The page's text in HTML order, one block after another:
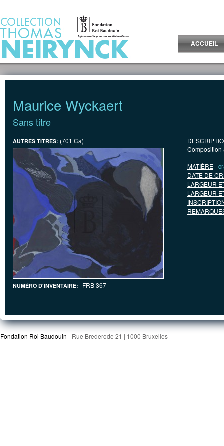
ACCUEIL
Maurice Wyckaert
Sans titre
AUTRES TITRES: (701 Ca)
NUMÉRO D'INVENTAIRE: FRB 367
Composition
MATIÈRE
DATE DE
LARGEUR
LARGEUR
Fondation Roi Baudouin Rue Brederode 21 | 1000 Bruxelles